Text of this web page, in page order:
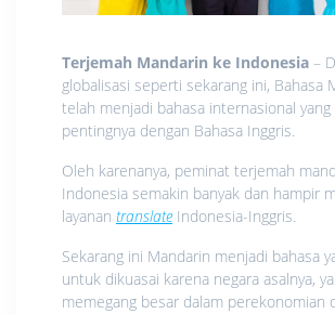
Terjemah Mandarin ke Indonesia –
globalisasi seperti sekarang ini, Bahasa
telah menjadi bahasa internasional yang
pentingnya dengan Bahasa Inggris.
Oleh karenanya, peminat terjemah
Indonesia semakin banyak dan hampir
layanan translate Indonesia-Inggris.
Sekarang ini Mandarin menjadi bahasa
untuk dikuasai karena negara asalnya,
memegang besar dalam perekonomian